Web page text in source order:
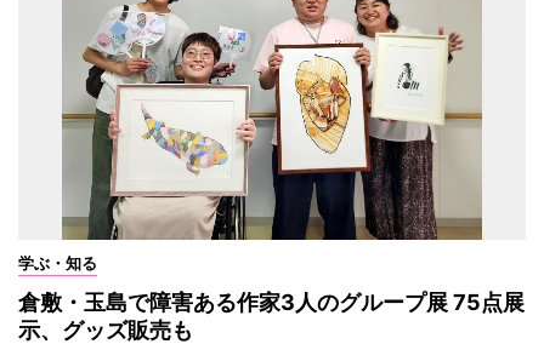
学ぶ・知る
倉敷・玉島で障害ある作家3人のグループ展 75点展
示、グッズ販売も